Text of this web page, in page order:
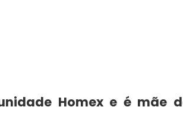
Homex e é mãe